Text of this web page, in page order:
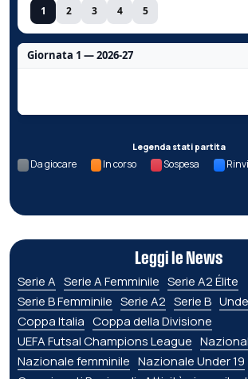
1 2 3 4 5
Giornata 1 — 2026-27
Legenda stati partita
Da giocare In corso Sospesa
Leggi le News
Serie A Serie A Femminile Serie A2 Élite
Serie B Femminile Serie A2 Serie B
Coppa Italia Coppa della Divisione
UEFA Futsal Champions League
Nazionale femminile Nazionale Under 19